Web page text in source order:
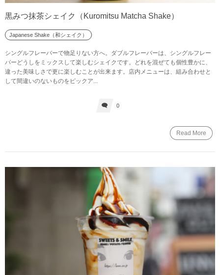
黒みつ抹茶シェイク（Kuromitsu Matcha Shake）
Japanese Shake（和シェイク）
シングルフレーバーで物足りない方へ。ダブルフレーバーは、シングルフレー
バーどうしをミックスして楽しむシェイクです。どれを混ぜても個性豊かに、
違った美味しさで更に楽しむことが出来ます。店内メニューは、組み合わせと
して間違いのないものをピックア...
0
Read More